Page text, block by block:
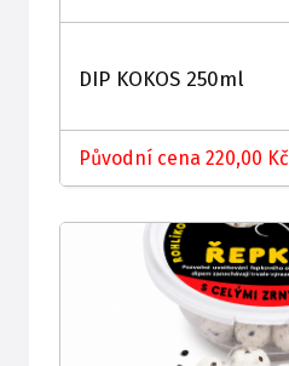
DIP KOKOS 250ml
Původní cena 220,00 Kč